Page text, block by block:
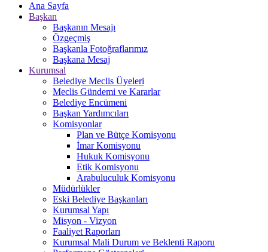
Ana Sayfa
Başkan
Başkanın Mesajı
Özgeçmiş
Başkanla Fotoğraflarımız
Başkana Mesaj
Kurumsal
Belediye Meclis Üyeleri
Meclis Gündemi ve Kararlar
Belediye Encümeni
Başkan Yardımcıları
Komisyonlar
Plan ve Bütçe Komisyonu
İmar Komisyonu
Hukuk Komisyonu
Etik Komisyonu
Arabuluculuk Komisyonu
Müdürlükler
Eski Belediye Başkanları
Kurumsal Yapı
Misyon - Vizyon
Faaliyet Raporları
Kurumsal Mali Durum ve Beklenti Raporu